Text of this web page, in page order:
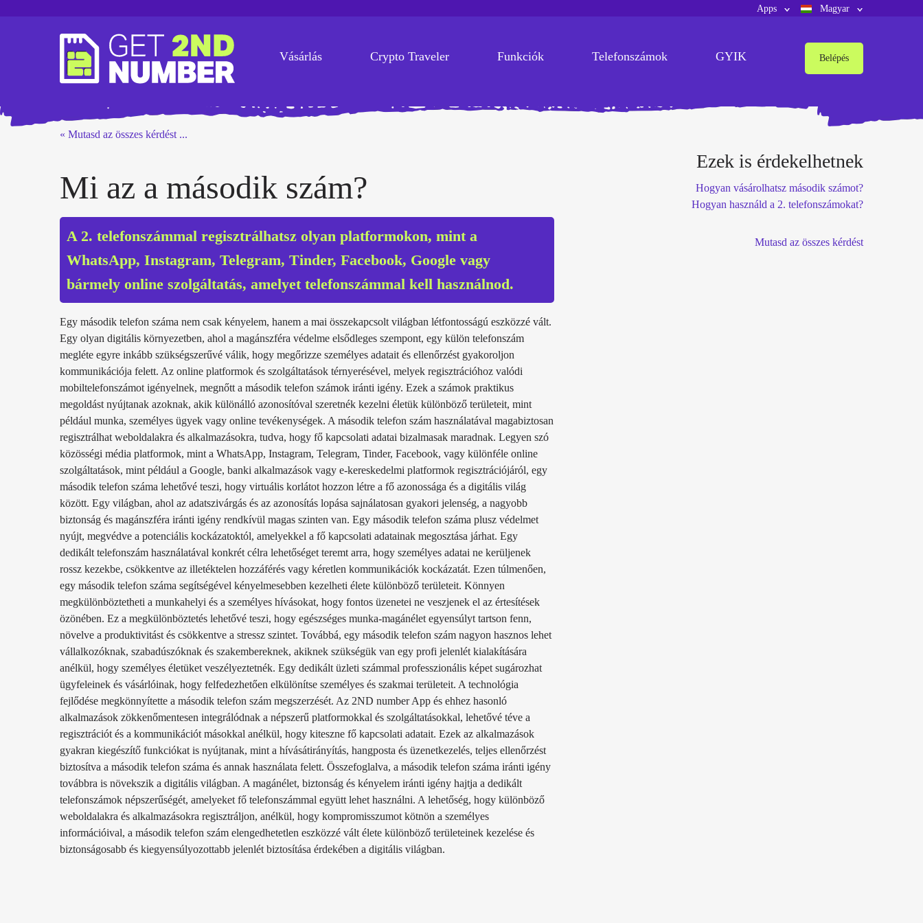
Magyar
Apps
Vásárlás Crypto Traveler Funkciók Telefonszámok GYIK Belépés
« Mutasd az összes kérdést ...
Mi az a második szám?
A 2. telefonszámmal regisztrálhatsz olyan platformokon, mint a
WhatsApp, Instagram, Telegram, Tinder, Facebook, Google vagy
bármely online szolgáltatás, amelyet telefonszámmal kell használnod.
Egy második telefon száma nem csak kényelem, hanem a mai összekapcsolt világban létfontosságú eszközzé vált.
Egy olyan digitális környezetben, ahol a magánszféra védelme elsődleges szempont, egy külön telefonszám
megléte egyre inkább szükségszerűvé válik, hogy megőrizze személyes adatait és ellenőrzést gyakoroljon
kommunikációja felett. Az online platformok és szolgáltatások térnyerésével, melyek regisztrációhoz valódi
mobiltelefonszámot igényelnek, megnőtt a második telefon számok iránti igény. Ezek a számok praktikus
megoldást nyújtanak azoknak, akik különálló azonosítóval szeretnék kezelni életük különböző területeit, mint
például munka, személyes ügyek vagy online tevékenységek. A második telefon szám használatával magabiztosan
regisztrálhat weboldalakra és alkalmazásokra, tudva, hogy fő kapcsolati adatai bizalmasak maradnak. Legyen szó
közösségi média platformok, mint a WhatsApp, Instagram, Telegram, Tinder, Facebook, vagy különféle online
szolgáltatások, mint például a Google, banki alkalmazások vagy e-kereskedelmi platformok regisztrációjáról, egy
második telefon száma lehetővé teszi, hogy virtuális korlátot hozzon létre a fő azonossága és a digitális világ
között. Egy világban, ahol az adatszivárgás és az azonosítás lopása sajnálatosan gyakori jelenség, a nagyobb
biztonság és magánszféra iránti igény rendkívül magas szinten van. Egy második telefon száma plusz védelmet
nyújt, megvédve a potenciális kockázatoktól, amelyekkel a fő kapcsolati adatainak megosztása járhat. Egy
dedikált telefonszám használatával konkrét célra lehetőséget teremt arra, hogy személyes adatai ne kerüljenek
rossz kezekbe, csökkentve az illetéktelen hozzáférés vagy kéretlen kommunikációk kockázatát. Ezen túlmenően,
egy második telefon száma segítségével kényelmesebben kezelheti élete különböző területeit. Könnyen
megkülönböztetheti a munkahelyi és a személyes hívásokat, hogy fontos üzenetei ne veszjenek el az értesítések
özönében. Ez a megkülönböztetés lehetővé teszi, hogy egészséges munka-magánélet egyensúlyt tartson fenn,
növelve a produktivitást és csökkentve a stressz szintet. Továbbá, egy második telefon szám nagyon hasznos lehet
vállalkozóknak, szabadúszóknak és szakembereknek, akiknek szükségük van egy profi jelenlét kialakítására
anélkül, hogy személyes életüket veszélyeztetnék. Egy dedikált üzleti számmal professzionális képet sugározhat
ügyfeleinek és vásárlóinak, hogy felfedezhetően elkülönítse személyes és szakmai területeit. A technológia
fejlődése megkönnyítette a második telefon szám megszerzését. Az 2ND number App és ehhez hasonló
alkalmazások zökkenőmentesen integrálódnak a népszerű platformokkal és szolgáltatásokkal, lehetővé téve a
regisztrációt és a kommunikációt másokkal anélkül, hogy kiteszne fő kapcsolati adatait. Ezek az alkalmazások
gyakran kiegészítő funkciókat is nyújtanak, mint a hívásátirányítás, hangposta és üzenetkezelés, teljes ellenőrzést
biztosítva a második telefon száma és annak használata felett. Összefoglalva, a második telefon száma iránti igény
továbbra is növekszik a digitális világban. A magánélet, biztonság és kényelem iránti igény hajtja a dedikált
telefonszámok népszerűségét, amelyeket fő telefonszámmal együtt lehet használni. A lehetőség, hogy különböző
weboldalakra és alkalmazásokra regisztráljon, anélkül, hogy kompromisszumot kötnön a személyes
információival, a második telefon szám elengedhetetlen eszközzé vált élete különböző területeinek kezelése és
biztonságosabb és kiegyensúlyozottabb jelenlét biztosítása érdekében a digitális világban.
Ezek is érdekelhetnek
Hogyan vásárolhatsz második számot?
Hogyan használd a 2. telefonszámokat?
Mutasd az összes kérdést